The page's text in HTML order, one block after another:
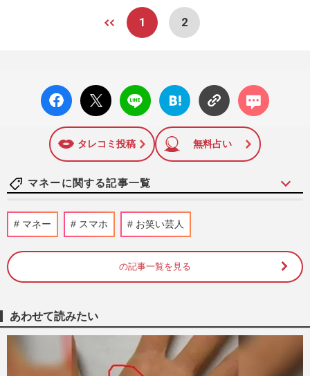
1 2
facebo
ok い
X ポス
ト
LINE
はてな
ブック
に追加
コメン
ト
タレコミ投稿 無料占い
マネーに関する記事一覧
隅田川花火大会やフジロックで「配信で楽
しむスタイル」が一般化、猛暑・混雑時代
3時間前
る“ひとり旅節約術”！満足度アップの秘訣
と押さえるべき「4つの心…
週刊女性2026年8月18日・25日号
マネー スマホ お笑い芸人
の記事一覧を見る
あわせて読みたい